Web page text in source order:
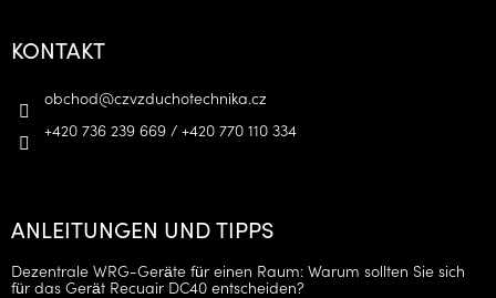
KONTAKT
obchod@czvzduchotechnika.cz
+420 736 239 669 / +420 770 110 334
ANLEITUNGEN UND TIPPS
Dezentrale WRG-Geräte für einen Raum: Warum sollten Sie sich
für das Gerät Recuair DC40 entscheiden?